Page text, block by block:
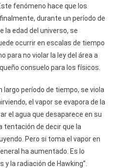
fenómeno hace que los
durante un período de
la edad del universo, se
ocurrir en escalas de tiempo
para no violar la ley del área a
consuelo para los físicos.
período de tiempo, se viola
el vapor se evapora de la
el agua que desaparece en su
tentación de decir que la
Pero si toma el vapor en
ha aumentado. Es lo
la radiación de Hawking”.